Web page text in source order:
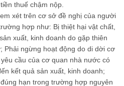
thuế chậm nộp.
xét trên cơ sở đề nghị của người
hợp như: Bị thiệt hại vật chất,
xuất, kinh doanh do gặp thiên
Phải ngừng hoạt động do di dời cơ
cầu của cơ quan nhà nước có
kết quả sản xuất, kinh doanh;
hạn trong trường hợp nguyên